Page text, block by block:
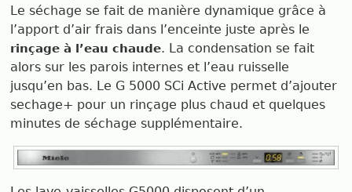
Le séchage se fait de manière dynamique grâce à
l’apport d’air frais dans l’enceinte juste après le
rinçage à l’eau chaude. La condensation se fait
alors sur les parois internes et l’eau ruisselle
jusqu’en bas. Le G 5000 SCi Active permet d’ajouter
sechage+ pour un rinçage plus chaud et quelques
minutes de séchage supplémentaire.